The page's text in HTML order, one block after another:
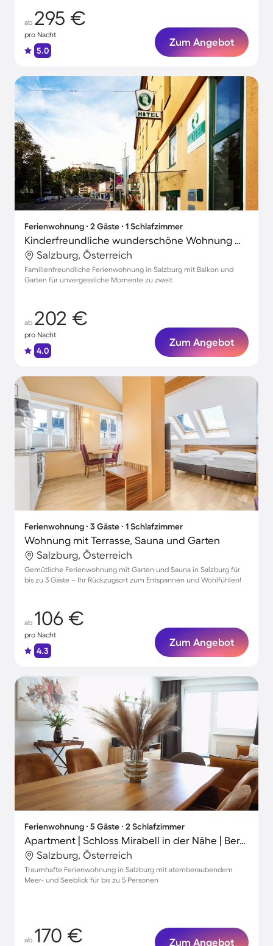
ab 295 €
pro Nacht
5.0
Zum Angebot
Ferienwohnung ∙ 2 Gäste ∙ 1 Schlafzimmer
Kinderfreundliche wunderschöne Wohnung mit Garten und Terrasse | Festung Hohensalzburg-Nähe
Salzburg, Österreich
Familienfreundliche Ferienwohnung in Salzburg mit Balkon und
Garten für unvergessliche Momente zu zweit
ab 202 €
pro Nacht
4.0
Zum Angebot
Ferienwohnung ∙ 3 Gäste ∙ 1 Schlafzimmer
Wohnung mit Terrasse, Sauna und Garten
Salzburg, Österreich
Gemütliche Ferienwohnung mit Garten und Sauna in Salzburg für
bis zu 3 Gäste – Ihr Rückzugsort zum Entspannen und Wohlfühlen!
ab 106 €
pro Nacht
4.3
Zum Angebot
Ferienwohnung ∙ 5 Gäste ∙ 2 Schlafzimmer
Apartment | Schloss Mirabell in der Nähe | Bergblick
Salzburg, Österreich
Traumhafte Ferienwohnung in Salzburg mit atemberaubendem
Meer- und Seeblick für bis zu 5 Personen
ab 170 € Zum Angebot